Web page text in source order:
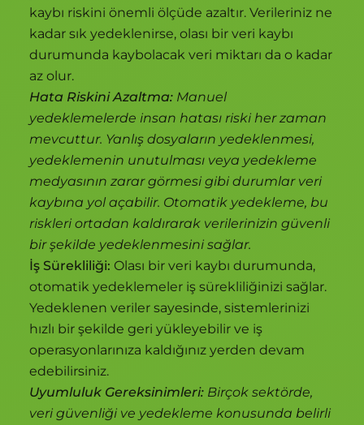
kaybı riskini önemli ölçüde azaltır. Verileriniz ne
kadar sık yedeklenirse, olası bir veri kaybı
durumunda kaybolacak veri miktarı da o kadar
az olur.
Hata Riskini Azaltma: Manuel
yedeklemelerde insan hatası riski her zaman
mevcuttur. Yanlış dosyaların yedeklenmesi,
yedeklemenin unutulması veya yedekleme
medyasının zarar görmesi gibi durumlar veri
kaybına yol açabilir. Otomatik yedekleme, bu
riskleri ortadan kaldırarak verilerinizin güvenli
bir şekilde yedeklenmesini sağlar.
İş Sürekliliği: Olası bir veri kaybı durumunda,
otomatik yedeklemeler iş sürekliliğinizi sağlar.
Yedeklenen veriler sayesinde, sistemlerinizi
hızlı bir şekilde geri yükleyebilir ve iş
operasyonlarınıza kaldığınız yerden devam
edebilirsiniz.
Uyumluluk Gereksinimleri: Birçok sektörde,
veri güvenliği ve yedekleme konusunda belirli